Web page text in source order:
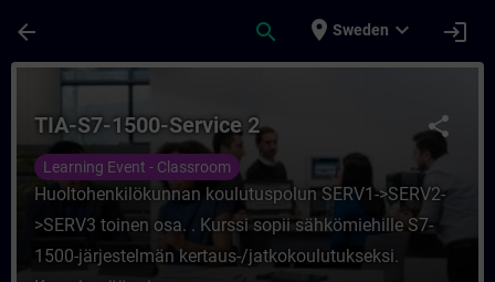
arrow_back search place Sweden expand_more login
Course - TIA-S7-1500-Service 2 -
share
TIA-S7-1500-Service 2
Learning Event - Classroom
Huoltohenkilökunnan koulutuspolun SERV1->SERV2-
>SERV3 toinen osa. . Kurssi sopii sähkömiehille S7-
1500-järjestelmän kertaus-/jatkokoulutukseksi.